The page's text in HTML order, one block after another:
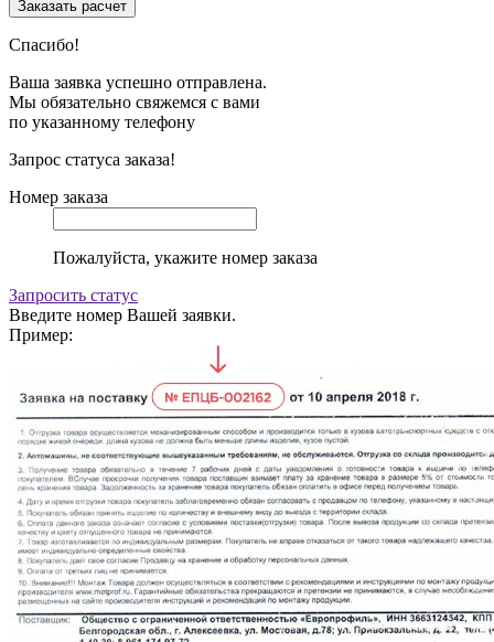
Спасибо!
Ваша заявка успешно отправлена.
Мы обязательно свяжемся с вами
по указанному телефону
Запрос статуса заказа!
Номер заказа
Пожалуйста, укажите номер заказа
Запросить статус
Введите номер Вашей заявки.
Пример: